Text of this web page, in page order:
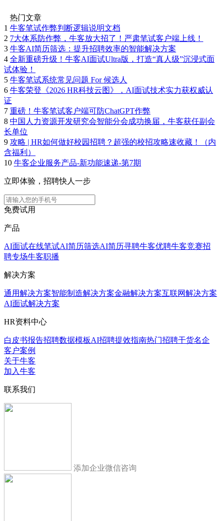
热门文章
1 牛客笔试作弊判断逻辑说明文档
2 7大体系防作弊，牛客放大招了！严肃笔试客户端上线！
3 牛客AI简历筛选：提升招聘效率的智能解决方案
4 全新重磅升级！牛客AI面试Ultra版，打造“真人级”沉浸式面
试体验！
5 牛客笔试系统常见问题 For 候选人
6 牛客荣登《2026 HR科技云图》，AI面试技术实力获权威认
证
7 重磅！牛客笔试客户端可防ChatGPT作弊
8 中国人力资源开发研究会智能分会成功换届，牛客获任副会
长单位
9 攻略 | HR如何做好校园招聘？超强的校招攻略速收藏！（内
含福利）
10 牛客企业服务产品-新功能速递-第7期
立即体验，招聘快人一步
免费试用
产品
AI面试在线笔试AI简历筛选AI简历寻聘牛客优聘牛客竞赛招
聘专场牛客职播
解决方案
通用解决方案智能制造解决方案金融解决方案互联网解决方案
AI面试解决方案
HR资料中心
白皮书报告招聘数据模板AI招聘提效指南热门招聘干货名企
客户案例
关于牛客
加入牛客
联系我们
添加企业微信咨询